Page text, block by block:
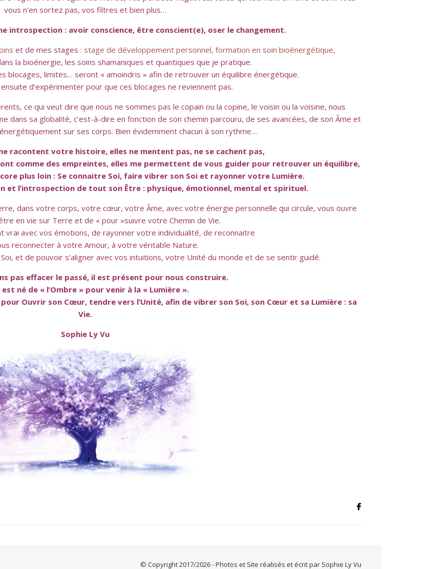
vous n’en sortez pas, vos filtres et bien plus…
introspection : avoir conscience, être conscient(e), oser le changement.
et de mes stages : stage de développement personnel, formation en soin bioénergétique,
la bioénergie, les soins shamaniques et quantiques que je pratique.
blocages, limites… seront « amoindris » afin de retrouver un équilibre énergétique.
d’expérimenter pour que ces blocages ne reviennent pas.
ce qui veut dire que nous ne sommes pas le copain ou la copine, le voisin ou la voisine, nous
dans sa globalité, c’est-à-dire en fonction de son chemin parcouru, de ses avancées, de son Âme et
sur ses corps. Bien évidemment chacun à son rythme…
racontent votre histoire, elles ne mentent pas, ne se cachent pas,
comme des empreintes, elles me permettent de vous guider pour retrouver un équilibre,
plus loin : Se connaitre Soi, faire vibrer son Soi et rayonner votre Lumière.
et l’introspection de tout son Être : physique, émotionnel, mental et spirituel.
dans votre corps, votre cœur, votre Âme, avec votre énergie personnelle qui circule, vous ouvre
en vie sur Terre et de « pour »suivre votre Chemin de Vie.
vrai avec vos émotions, de rayonner votre individualité, de reconnaitre
reconnecter à votre Amour, à votre véritable Nature.
et de pouvoir s’aligner avec vos intuitions, votre Unité du monde et de se sentir guidé.
pas effacer le passé, il est présent pour nous construire.
né de « l’Ombre » pour venir à la « Lumière ».
Ouvrir son Cœur, tendre vers l’Unité, afin de vibrer son Soi, son Cœur et sa Lumière : sa
Vie.
Sophie Ly Vu
© Copyright 2017/2026 - Photos et Site réalisés et écrit par Sophie Ly Vu